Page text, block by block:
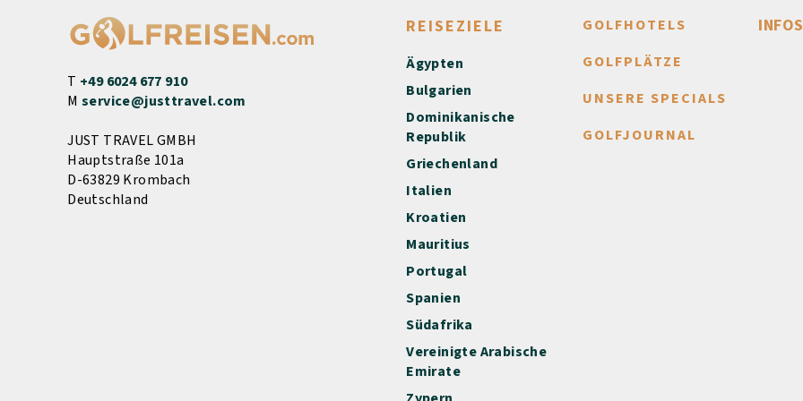
T +49 6024 677 910
Mservice@justtravel.com
JUST TRAVEL GMBH
Hauptstraße 101a
D-63829 Krombach
Deutschland
REISEZIELE
Ägypten
Bulgarien
Dominikanische
Republik
Griechenland
Italien
Kroatien
Mauritius
Portugal
Spanien
Südafrika
Vereinigte Arabische
Emirate
GOLFHOTELS
GOLFPLÄTZE
UNSERE SPECIALS
GOLFJOURNAL
INFOS